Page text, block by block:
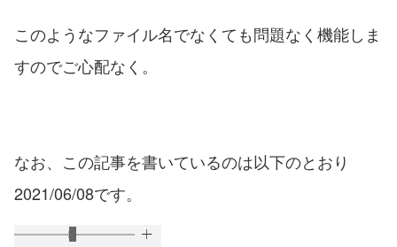
このようなファイル名でなくても問題なく機能しま
すのでご心配なく。
なお、この記事を書いているのは以下のとおり
2021/06/08です。